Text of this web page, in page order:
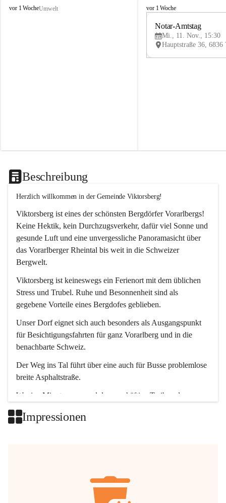
V
vor 1 WocheUmwelt
V
vor 1 Woche
Notar-Amtstag
Mi., 11. Nov., 15:30
Beschreibung
Herzlich willkommen in der Gemeinde Viktorsberg!
Viktorsberg ist eines der schönsten Bergdörfer Vorarlbergs!
Keine Hektik, kein Durchzugsverkehr, dafür viel Sonne und
gesunde Luft und eine unvergessliche Panoramasicht über
das Vorarlberger Rheintal bis weit in die Schweizer
Bergwelt.
Viktorsberg ist keineswegs ein Ferienort mit dem üblichen
Stress und Trubel. Ruhe und Besonnenheit sind als
gegebene Vorteile eines Bergdofes geblieben.
Unser Dorf eignet sich auch besonders als Ausgangspunkt
für Besichtigungsfahrten für ganz Vorarlberg und in die
benachbarte Schweiz.
Der Weg ins Tal führt über eine auch für Busse problemlose
breite Asphaltstraße.
Wenige Minuten nur, und das geschäftige Treiben der
Impressionen